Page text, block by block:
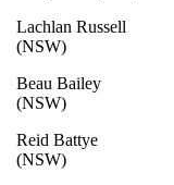
Lachlan Russell
(NSW)
Beau Bailey
(NSW)
Reid Battye
(NSW)